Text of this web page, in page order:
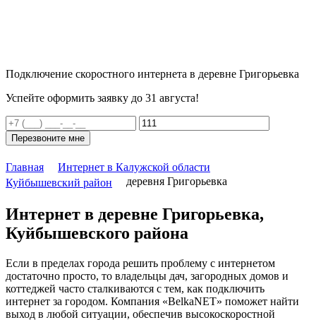
Подключение скоростного интернета в деревне Григорьевка
Успейте оформить заявку до 31 августа!
Перезвоните мне
Главная
Интернет в Калужской области
Куйбышевский район
деревня Григорьевка
Интернет в деревне Григорьевка,
Куйбышевского района
Если в пределах города решить проблему с интернетом
достаточно просто, то владельцы дач, загородных домов и
коттеджей часто сталкиваются с тем, как подключить
интернет за городом. Компания «BelkaNET» поможет найти
выход в любой ситуации, обеспечив высокоскоростной